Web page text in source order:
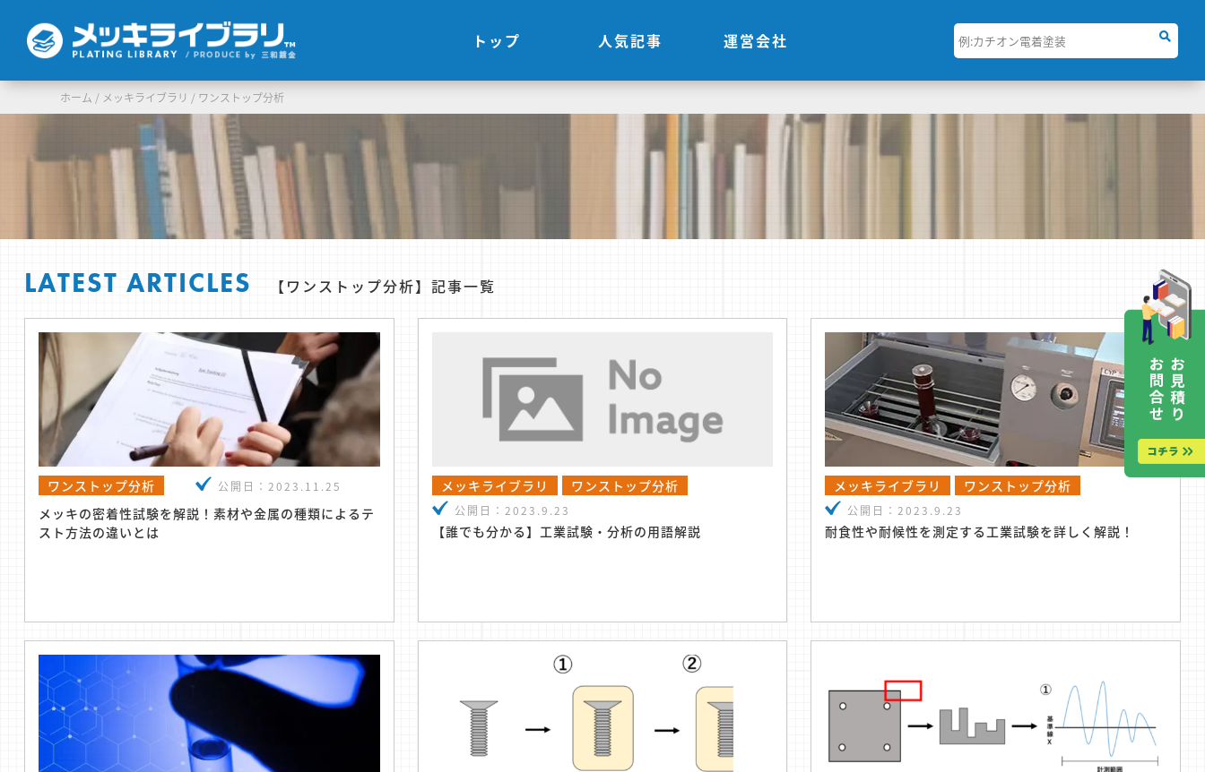
トップ 人気記事 運営会社
ホーム / メッキライブラリ / ワンストップ分析
LATEST ARTICLES 【ワンストップ分析】記事一覧
ワンストップ分析 公開日：2023.11.25
メッキの密着性試験を解説！素材や金属の種類によるテ
スト方法の違いとは
メッキライブラリ ワンストップ分析
公開日： 2023.9.23
【誰でも分かる】工業試験・分析の用語解説
メッキライブラリ ワンストップ分析
公開日：2023.9.23
耐食性や耐候性を測定する工業試験を詳しく解説！